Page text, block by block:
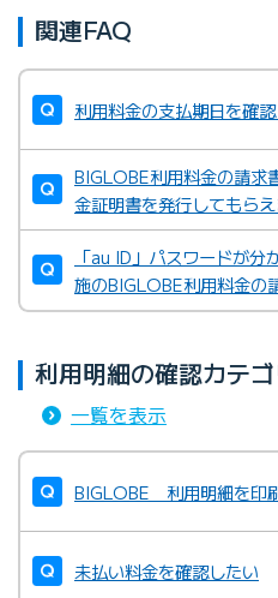
関連FAQ
利用料金の支払期日を確
BIGLOBE利用料金の請求
金証明書を発行してもら
「au ID」パスワードが
施のBIGLOBE利用料金の
利用明細の確認カテ
一覧を表示
BIGLOBE 利用明細を印
未払い料金を確認したい